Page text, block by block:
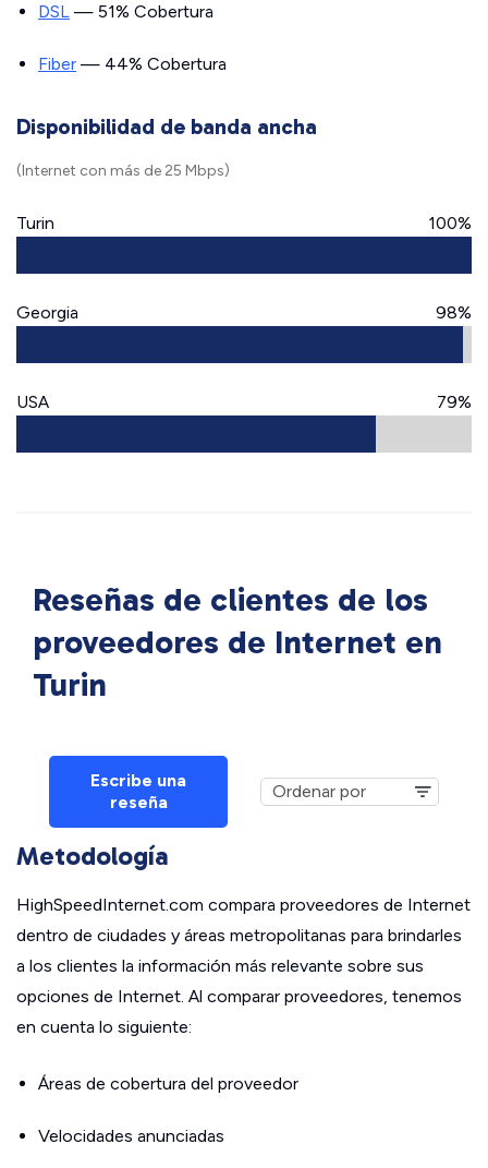
DSL — 51% Cobertura
Fiber — 44% Cobertura
Disponibilidad de banda ancha
(Internet con más de 25 Mbps)
Turin 100%
Georgia 98%
USA 79%
Reseñas de clientes de los
proveedores de Internet en
Turin
Escribe una
reseña
Metodología
HighSpeedInternet.com compara proveedores de Internet
dentro de ciudades y áreas metropolitanas para brindarles
a los clientes la información más relevante sobre sus
opciones de Internet. Al comparar proveedores, tenemos
en cuenta lo siguiente:
Áreas de cobertura del proveedor
Velocidades anunciadas